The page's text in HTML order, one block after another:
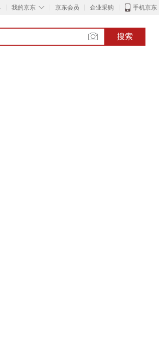
◇
我的京东 京东会员 企业采购 手机京东
搜索